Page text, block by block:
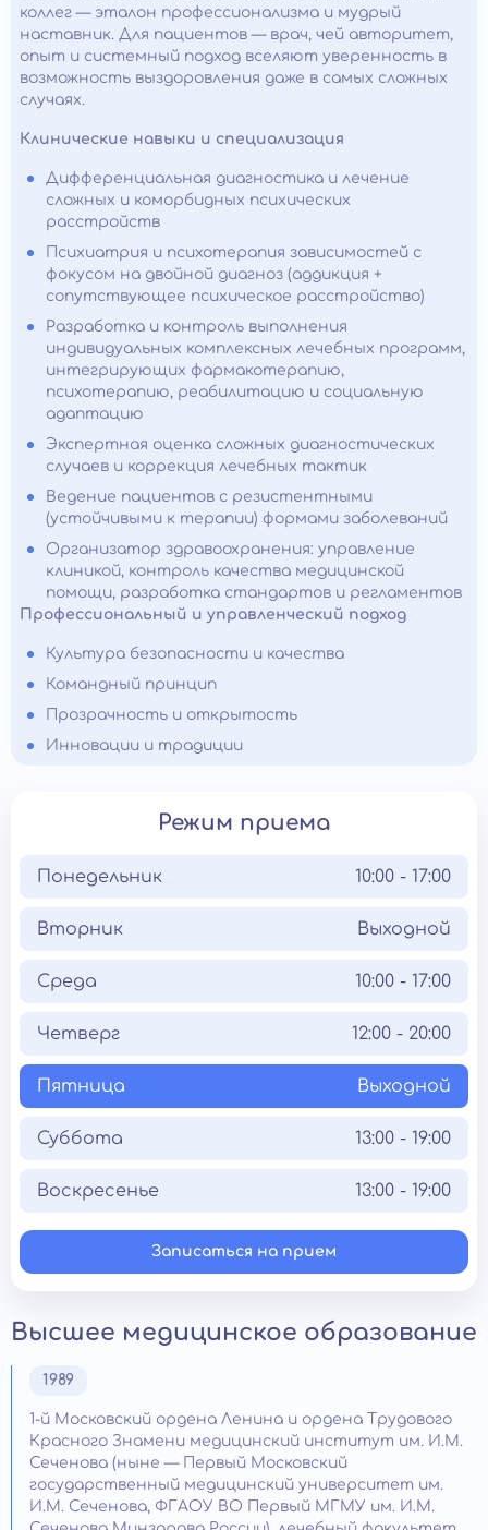
коллег — эталон профессионализма и мудрый
наставник. Для пациентов — врач, чей авторитет,
опыт и системный подход вселяют уверенность в
возможность выздоровления даже в самых сложных
случаях.
Клинические навыки и специализация
Дифференциальная диагностика и лечение
сложных и коморбидных психических
расстройств
Психиатрия и психотерапия зависимостей с
фокусом на двойной диагноз (аддикция +
сопутствующее психическое расстройство)
Разработка и контроль выполнения
индивидуальных комплексных лечебных программ,
интегрирующих фармакотерапию,
психотерапию, реабилитацию и социальную
адаптацию
Экспертная оценка сложных диагностических
случаев и коррекция лечебных тактик
Ведение пациентов с резистентными
(устойчивыми к терапии) формами заболеваний
Организатор здравоохранения: управление
клиникой, контроль качества медицинской
помощи, разработка стандартов и регламентов
Профессиональный и управленческий подход
Культура безопасности и качества
Командный принцип
Прозрачность и открытость
Инновации и традиции
Режим приема
Понедельник 10:00 - 17:00
Вторник Выходной
Среда 10:00 - 17:00
Четверг 12:00 - 20:00
Пятница Выходной
Суббота 13:00 - 19:00
Воскресенье 13:00 - 19:00
Записаться на прием
Высшее медицинское образование
1989
1-й Московский ордена Ленина и ордена Трудового
Красного Знамени медицинский институт им. И.М.
Сеченова (ныне — Первый Московский
государственный медицинский университет им.
И.М. Сеченова, ФГАОУ ВО Первый МГМУ им. И.М.